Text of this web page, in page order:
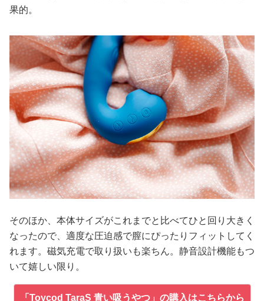
果的。
そのほか、本体サイズがこれまでと比べてひと回り大きく
なったので、適度な圧迫感で膣にぴったりフィットしてく
れます。磁気充電で取り扱いも楽ちん。静音設計機能もつ
いて嬉しい限り。
「Toycod TaraS 青い吸うやつ」の購入はこちらから